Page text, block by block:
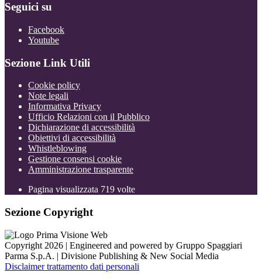
Seguici su
Facebook
Youtube
Sezione Link Utili
Cookie policy
Note legali
Informativa Privacy
Ufficio Relazioni con il Pubblico
Dichiarazione di accessibilità
Obiettivi di accessibilità
Whistleblowing
Gestione consensi cookie
Amministrazione trasparente
Pagina visualizzata 719 volte
Sezione Copyright
Copyright 2026 | Engineered and powered by Gruppo Spaggiari
Parma S.p.A. | Divisione Publishing & New Social Media
Disclaimer trattamento dati personali